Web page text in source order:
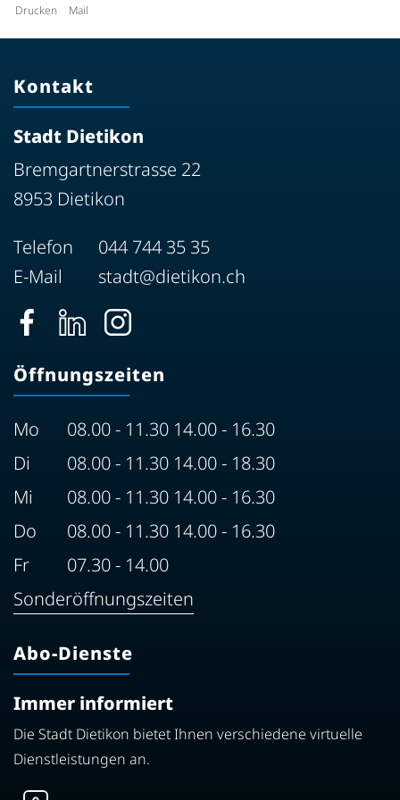
Drucken Mail
Kontakt
Stadt Dietikon
Bremgartnerstrasse 22
8953 Dietikon
Telefon
044 744 35 35
E-Mail
stadt@dietikon.ch
Öffnungszeiten
Mo
08.00 - 11.30 14.00 - 16.30
Di
08.00 - 11.30 14.00 - 18.30
Mi
08.00 - 11.30 14.00 - 16.30
Do
08.00 - 11.30 14.00 - 16.30
Fr
07.30 - 14.00
Sonderöffnungszeiten
Abo-Dienste
Immer informiert
Die Stadt Dietikon bietet Ihnen verschiedene virtuelle
Dienstleistungen an.